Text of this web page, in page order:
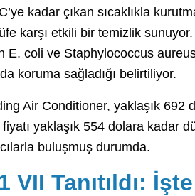
kadar çıkan sıcaklıkla
karşı etkili bir temizlik
E. coli ve Staphylococcus
koruma sağladığı belirtiliyor.
Air Conditioner, yaklaşık 692
yaklaşık 554 dolara kadar
buluşmuş durumda.
VII Tanıtıldı: